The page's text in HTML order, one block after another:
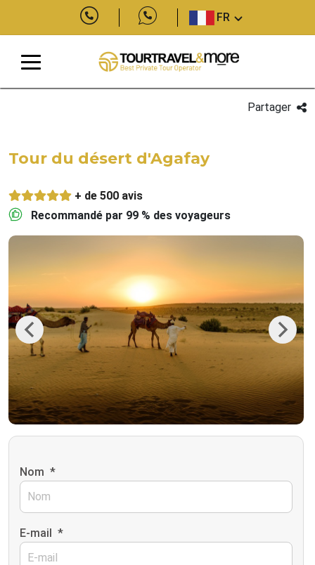
FR
Partager
Tour du désert d'Agafay
+ de 500 avis
Recommandé par 99 % des voyageurs
Previous Next
Nom *
E-mail *